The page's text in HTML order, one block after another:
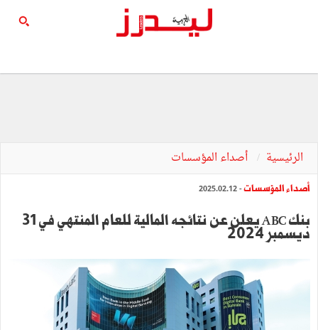
الرئيسية أصداء المؤسسات
أصداء المؤسسات- 2025.02.12
بنك ABC يعلن عن نتائجه المالية للعام المنتهي في 31
ديسمبر 2024